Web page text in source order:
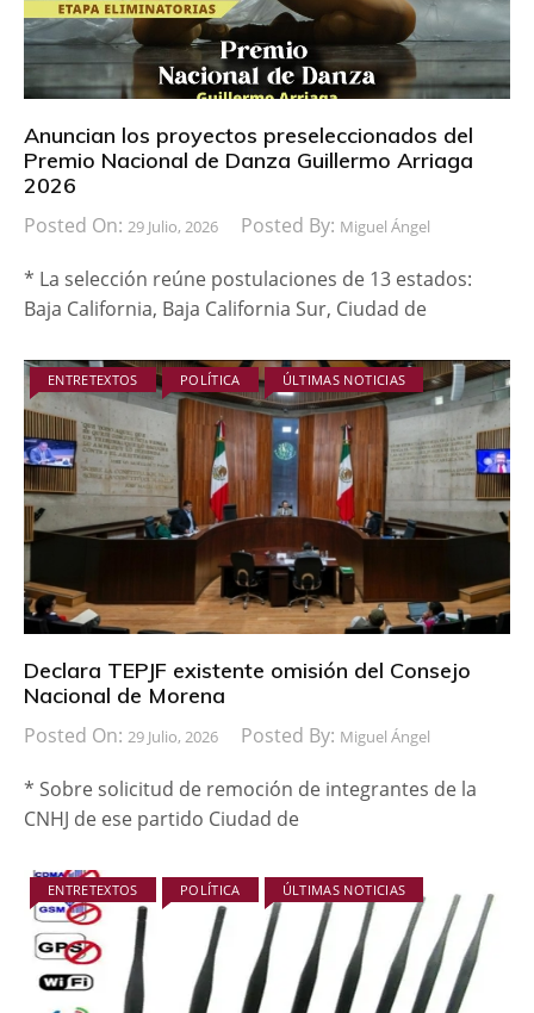
Anuncian los proyectos preseleccionados del
Premio Nacional de Danza Guillermo Arriaga
2026
Posted On: 29 Julio, 2026 Posted By: Miguel Ángel
* La selección reúne postulaciones de 13 estados:
Baja California, Baja California Sur, Ciudad de
ENTRETEXTOS POLÍTICA ÚLTIMAS NOTICIAS
Declara TEPJF existente omisión del Consejo
Nacional de Morena
Posted On: 29 Julio, 2026 Posted By: Miguel Ángel
* Sobre solicitud de remoción de integrantes de la
CNHJ de ese partido Ciudad de
ENTRETEXTOS POLÍTICA ÚLTIMAS NOTICIAS